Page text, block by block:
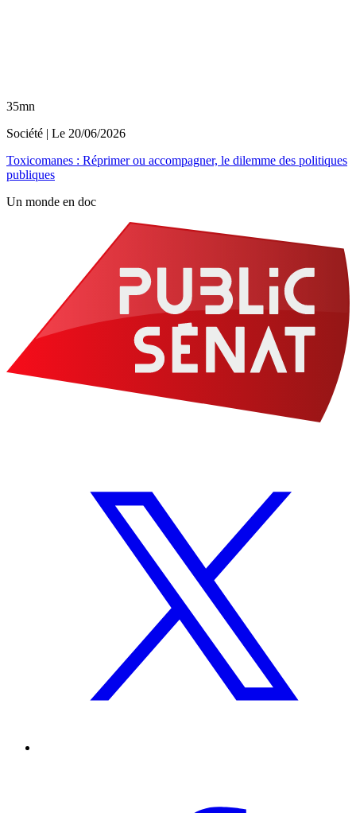
35mn
Société | Le 20/06/2026
Toxicomanes : Réprimer ou accompagner, le dilemme des politiques
publiques
Un monde en doc